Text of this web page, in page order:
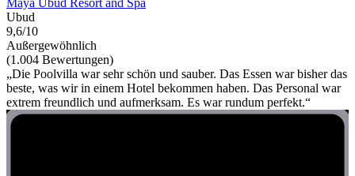
Ubud
9,6/10
Außergewöhnlich
(1.004 Bewertungen)
„Die Poolvilla war sehr schön und sauber. Das Essen war bisher das
beste, was wir in einem Hotel bekommen haben. Das Personal war
extrem freundlich und aufmerksam. Es war rundum perfekt.“